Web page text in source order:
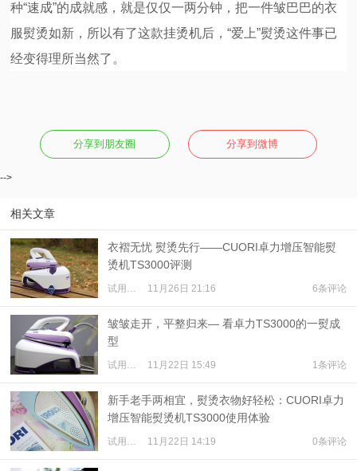
种“速成”的成就感，就是仅仅一两分钟，把一件皱巴巴的衣
服熨烫如新，所以有了这款挂烫机后，“爱上”熨烫这件事已
经变得理所当然了。
分享到朋友圈 分享到微博
-->
相关文章
衣褶无忧 熨烫先行——CUORI卓力增压智能熨
烫机TS3000评测
试用体验 11月26日 21:16 6条评论
皱皱走开，平整归来— 看卓力TS3000的一熨成
型
试用体验 11月22日 15:49 1条评论
新手老手两相宜，熨烫衣物好轻松：CUORI卓力
增压智能熨烫机TS3000使用体验
试用体验 11月22日 14:19 0条评论